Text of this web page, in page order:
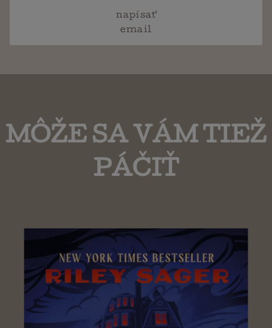
napísať
email
MÔŽE SA VÁM TIEŽ
PÁČIŤ